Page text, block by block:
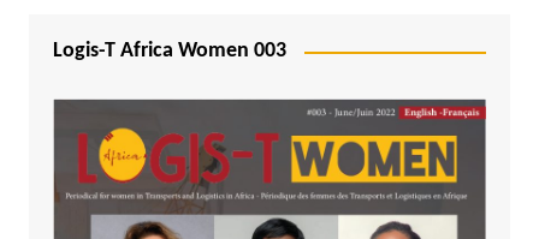
Logis-T Africa Women 003